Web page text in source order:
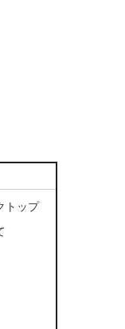
トップ